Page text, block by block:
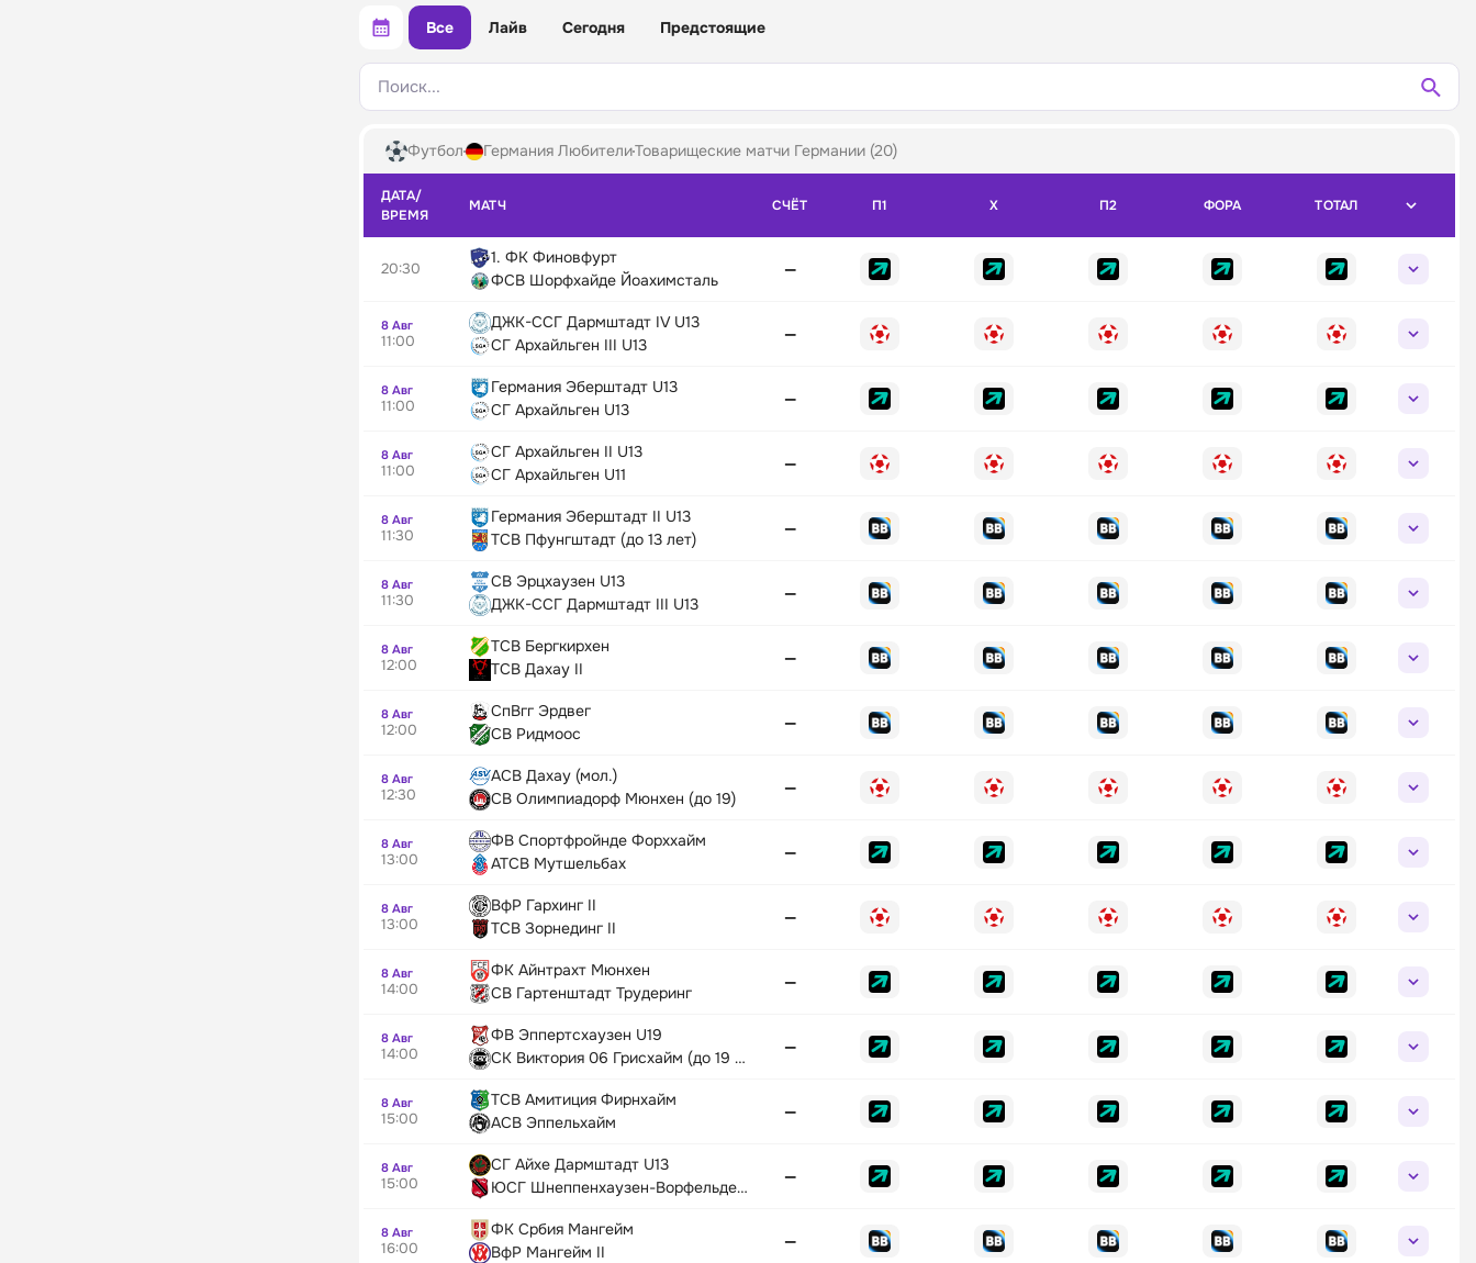
Все Лайв Сегодня Предстоящие
Поиск...
Футбол Германия ЛюбителиТоварищеские матчи Германии (20)
ДАТА/
ВРЕМЯ
МАТЧ СЧЁТ П1 X П2 ФОРА ТОТАЛ
20:30
1. ФК Финовфурт
ФСВ Шорфхайде Йоахимсталь
—
8 Авг
11:00
ДЖК-ССГ Дармштадт IV U13
СГ Архайльген III U13
—
8 Авг
11:00
Германия Эберштадт U13
СГ Архайльген U13
—
8 Авг
11:00
СГ Архайльген II U13
СГ Архайльген U11
—
8 Авг
11:30
Германия Эберштадт II U13
ТСВ Пфунгштадт (до 13 лет)
—
8 Авг
11:30
СВ Эрцхаузен U13
ДЖК-ССГ Дармштадт III U13
—
8 Авг
12:00
ТСВ Бергкирхен
ТСВ Дахау II
—
8 Авг
12:00
СпВгг Эрдвег
СВ Ридмоос
—
8 Авг
12:30
АСВ Дахау (мол.)
СВ Олимпиадорф Мюнхен (до 19)
—
8 Авг
13:00
ФВ Спортфройнде Форххайм
АТСВ Мутшельбах
—
8 Авг
13:00
ВфР Гархинг II
ТСВ Зорнединг II
—
8 Авг
14:00
ФК Айнтрахт Мюнхен
СВ Гартенштадт Трудеринг
—
8 Авг
14:00
ФВ Эппертсхаузен U19
СК Виктория 06 Грисхайм (до 19 лет)
—
8 Авг
15:00
ТСВ Амитиция Фирнхайм
АСВ Эппельхайм
—
8 Авг
15:00
СГ Айхе Дармштадт U13
ЮСГ Шнеппенхаузен-Ворфельден U13
—
8 Авг
16:00
ФК Србия Мангейм
ВфР Мангейм II
—